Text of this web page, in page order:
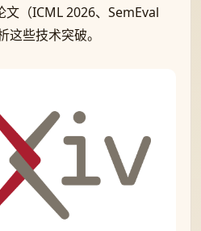
（ICML 2026、SemEval
些技术突破。